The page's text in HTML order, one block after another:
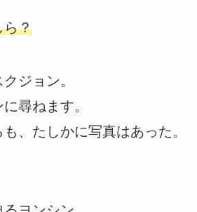
ら？
ジョン。
尋ねます。
、たしかに写真はあった。